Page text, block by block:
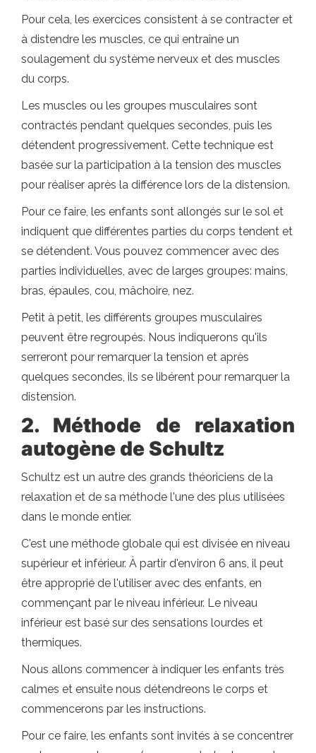
Pour cela, les exercices consistent à se contracter et
à distendre les muscles, ce qui entraîne un
soulagement du système nerveux et des muscles
du corps.
Les muscles ou les groupes musculaires sont
contractés pendant quelques secondes, puis les
détendent progressivement. Cette technique est
basée sur la participation à la tension des muscles
pour réaliser après la différence lors de la distension.
Pour ce faire, les enfants sont allongés sur le sol et
indiquent que différentes parties du corps tendent et
se détendent. Vous pouvez commencer avec des
parties individuelles, avec de larges groupes: mains,
bras, épaules, cou, mâchoire, nez.
Petit à petit, les différents groupes musculaires
peuvent être regroupés. Nous indiquerons qu'ils
serreront pour remarquer la tension et après
quelques secondes, ils se libérent pour remarquer la
distension.
2. Méthode de relaxation
autogène de Schultz
Schultz est un autre des grands théoriciens de la
relaxation et de sa méthode l'une des plus utilisées
dans le monde entier.
C'est une méthode globale qui est divisée en niveau
supérieur et inférieur. À partir d'environ 6 ans, il peut
être approprié de l'utiliser avec des enfants, en
commençant par le niveau inférieur. Le niveau
inférieur est basé sur des sensations lourdes et
thermiques.
Nous allons commencer à indiquer les enfants très
calmes et ensuite nous détendreons le corps et
commencerons par les instructions.
Pour ce faire, les enfants sont invités à se concentrer